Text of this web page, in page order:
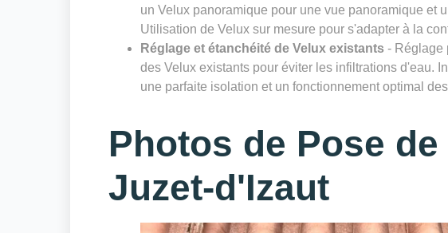
un Velux panoramique pour une vue panoramique et
Utilisation de Velux sur mesure pour s'adapter à la
Réglage et étanchéité de Velux existants - Réglage
des Velux existants pour éviter les infiltrations d'eau.
une parfaite isolation et un fonctionnement optimal
Photos de Pose de
Juzet-d'Izaut